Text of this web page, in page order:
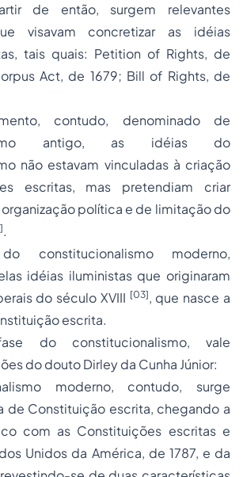
de então, surgem relevantes
visavam concretizar as idéias
tais quais: Petition of Rights, de
Act, de 1679; Bill of Rights, de
contudo, denominado de
antigo, as idéias do
não estavam vinculadas à criação
escritas, mas pretendiam criar
política e de limitação do
.
moderno,
idéias iluministas que originaram
do século XVIII [03], que nasce a
escrita.
do constitucionalismo, vale
dodoutoDirley da Cunha Júnior:
moderno, contudo, surge
de Constituição escrita, chegando a
com as Constituições escritas e
Unidos da América, de 1787, e da